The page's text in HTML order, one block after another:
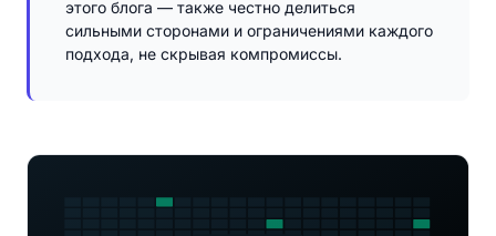
этого блога — также честно делиться
сильными сторонами и ограничениями каждого
подхода, не скрывая компромиссы.